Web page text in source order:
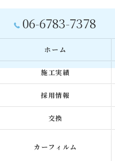
06-6783-7378
ホーム
施工実績
採用情報
交換
カーフィルム